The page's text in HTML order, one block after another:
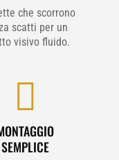
che scorrono
scatti per un
visivo fluido.

SEMPLICE